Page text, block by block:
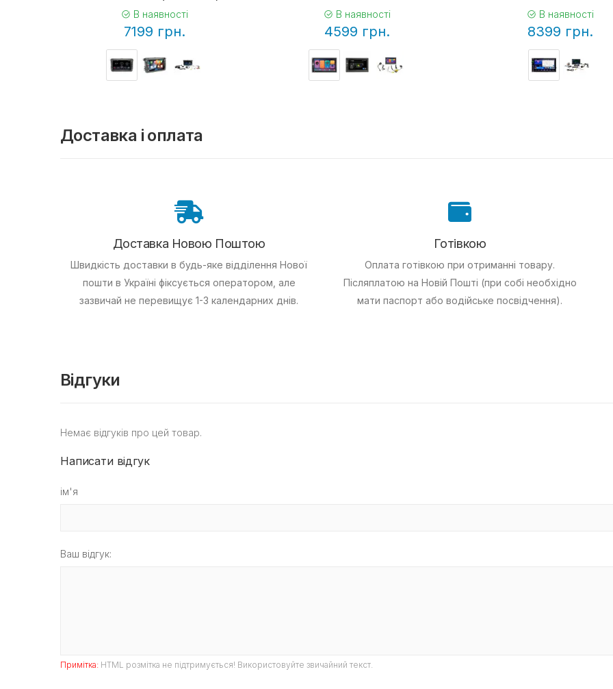
В наявності
7199 грн.
В наявності
4599 грн.
В наявності
8399 грн.
Доставка і оплата
Доставка Новою Поштою
Швидкість доставки в будь-яке відділення Нової
пошти в Україні фіксується оператором, але
зазвичай не перевищує 1-3 календарних днів.
Готівкою
Оплата готівкою при отриманні товару.
Післяплатою на Новій Пошті (при собі необхідно
мати паспорт або водійське посвідчення).
Відгуки
Немає відгуків про цей товар.
Написати відгук
ім'я
Ваш відгук:
Примітка: HTML розмітка не підтримується! Використовуйте звичайний текст.